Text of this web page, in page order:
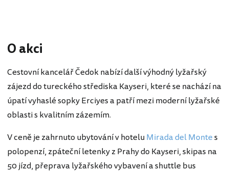
O akci
Cestovní kancelář Čedok nabízí další výhodný lyžařský
zájezd do tureckého střediska Kayseri, které se nachází na
úpatí vyhaslé sopky Erciyes a patří mezi moderní lyžařské
oblasti s kvalitním zázemím.
V ceně je zahrnuto ubytování v hoteluMirada del Montes
polopenzí, zpáteční letenky z Prahy do Kayseri, skipas na
50 jízd, přeprava lyžařského vybavení a shuttle bus